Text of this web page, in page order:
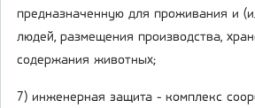
предназначенную для проживания и
людей, размещения производства,
содержания животных;
7) инженерная защита - комплекс